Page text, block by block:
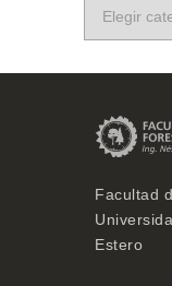
Facultad
Estero